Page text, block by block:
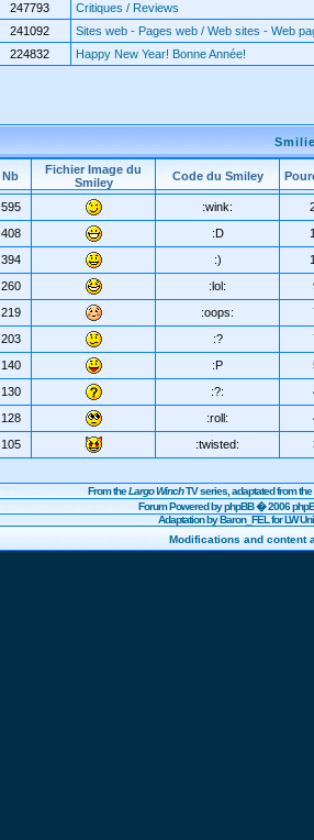
247793
Critiques / Reviews
241092
Sites web - Pages web / Web sites - Web
224832 Happy New Year! Bonne Année!
Nb
Fichier Image du
Smiley
Code du Smiley
595 :wink:
408 :D
394 :)
260 :lol:
219 :oops:
203 :?
140 :P
130 :?:
128 :roll:
105 :twisted:
From theLargo WinchTV series, adaptated from
Forum Powered byphpBB� 2006
Adaptation by Baron_FEL for LW
Modifications and content